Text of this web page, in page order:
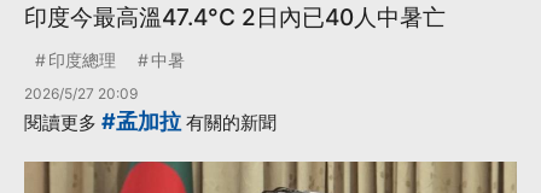
印度今最高溫47.4°C 2日內已40人中暑亡
印度總理 中暑
2026/5/27 20:09
閱讀更多 #孟加拉 有關的新聞